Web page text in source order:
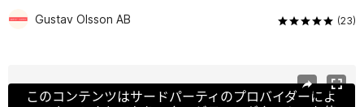
Gustav Olsson AB (23)
このコンテンツはサードパーティのプロバイダーによ